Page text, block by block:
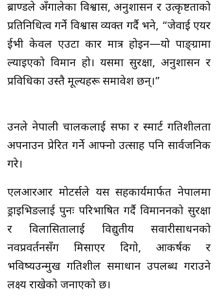
ब्राण्डले अँगालेका विश्वास, अनुशासन र उत्कृष्टताको
प्रतिनिधित्व गर्ने विश्वास व्यक्त गर्दै भने, “जेवाई एयर
ईभी केवल एउटा कार मात्र होइन—यो पाङ्ग्रामा
ल्याइएको विमान हो। यसमा सुरक्षा, अनुशासन र
प्रविधिका उस्तै मूल्यहरू समावेश छन्।”
उनले नेपाली चालकलाई सफा र स्मार्ट गतिशीलता
अपनाउन प्रेरित गर्ने आफ्नो उत्साह पनि सार्वजनिक
गरे।
एलआरआर मोटर्सले यस सहकार्यमार्फत नेपालमा
ड्राइभिङलाई पुनः परिभाषित गर्दै विमाननको सुरक्षा
र विलासितालाई विद्युतीय सवारीसाधनको
नवप्रवर्तनसँग मिसाएर दिगो, आकर्षक र
भविष्यउन्मुख गतिशील समाधान उपलब्ध गराउने
लक्ष्य राखेको जनाएको छ।